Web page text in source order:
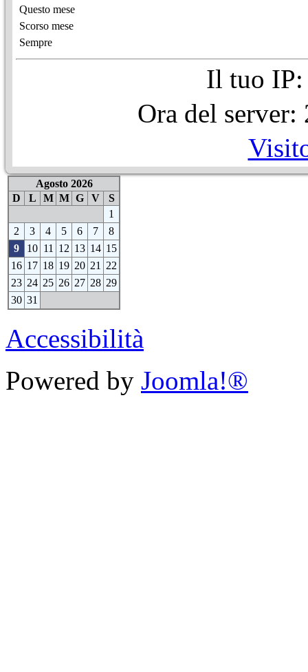
Questo mese
Scorso mese
Sempre
Il tuo IP:
Ora del
Agosto 2026
D
L M M G V
S
1
2
3 4 5 6 7
8
9
10 11 12 13 14 15
16 17 18 19 20 21 22
23 24 25 26 27 28 29
30 31
Accessibilità
Powered by Joomla!®